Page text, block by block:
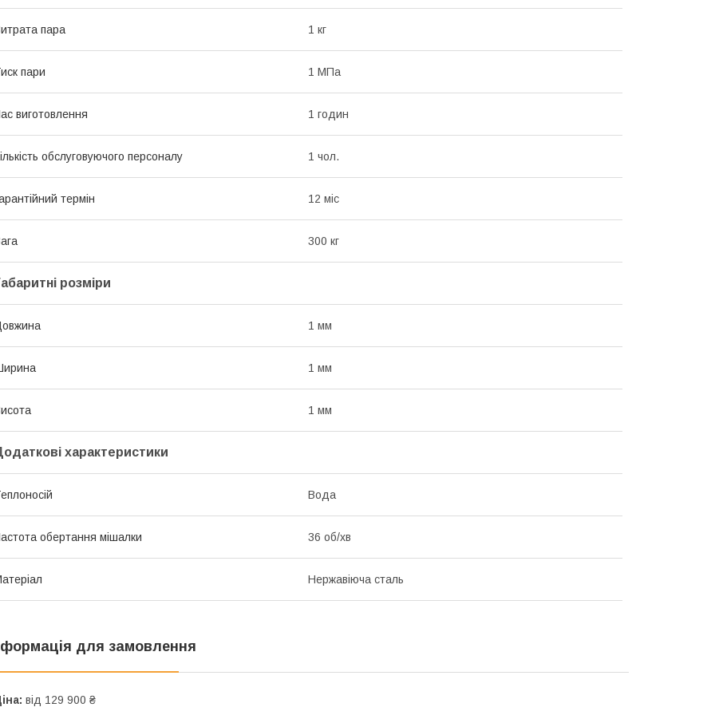
пара 1 кг
пари 1 МПа
виготовлення 1 годин
обслуговуючого персоналу 1 чол.
термін 12 міс
300 кг
розміри
1 мм
1 мм
1 мм
характеристики
Вода
обертання мішалки 36 об/хв
Нержавіюча сталь
для замовлення
від 129 900 ₴